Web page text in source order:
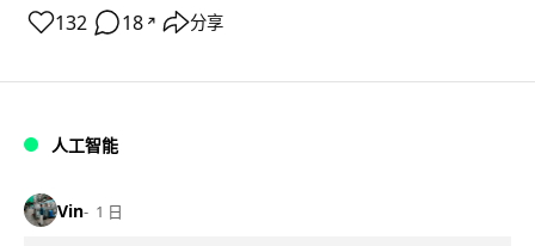
132 18 ↗ 分享
人工智能
Vin 1 日